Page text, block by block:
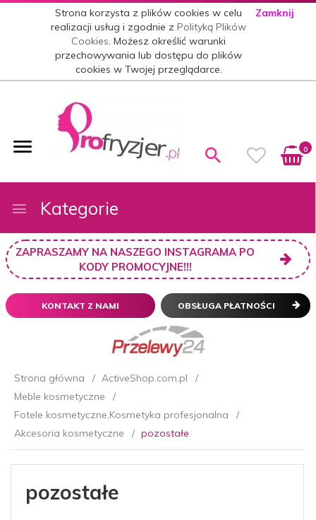
Strona korzysta z plików cookies w celu
realizacji usług i zgodnie zPolityką Plików
Cookies. Możesz określić warunki
przechowywania lub dostępu do plików
cookies w Twojej przeglądarce.
Zamknij
0
Kategorie
ZAPRASZAMY NA NASZEGO INSTAGRAMA PO
KODY PROMOCYJNE!!!
KONTAKT Z NAMI OBSŁUGA PŁATNOŚCI
Strona główna
ActiveShop.com.pl
Meble kosmetyczne
Fotele kosmetyczne,Kosmetyka profesjonalna
Akcesoria kosmetyczne
pozostałe
pozostałe